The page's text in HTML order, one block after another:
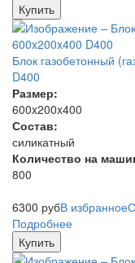
Купить
Блок газобетонный
D400
Размер:
600x200x400
Состав:
силикатный
Количество на
800
6300 рубВ избранное
Подробнее
Купить